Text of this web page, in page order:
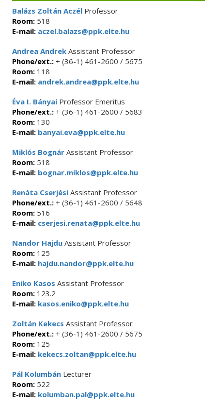
Balázs Zoltán Aczél Professor
Room: 518
E-mail: aczel.balazs@ppk.elte.hu
Andrea Andrek Assistant Professor
Phone/ext.: + (36-1) 461-2600 / 5675
Room: 118
E-mail: andrek.andrea@ppk.elte.hu
Éva I. Bányai Professor Emeritus
Phone/ext.: + (36-1) 461-2600 / 5683
Room: 130
E-mail: banyai.eva@ppk.elte.hu
Miklós Bognár Assistant Professor
Room: 518
E-mail: bognar.miklos@ppk.elte.hu
Renáta Cserjési Assistant Professor
Phone/ext.: + (36-1) 461-2600 / 5648
Room: 516
E-mail: cserjesi.renata@ppk.elte.hu
Nandor Hajdu Assistant Professor
Room: 125
E-mail: hajdu.nandor@ppk.elte.hu
Eniko Kasos Assistant Professor
Room: 123.2
E-mail: kasos.eniko@ppk.elte.hu
Zoltán Kekecs Assistant Professor
Phone/ext.: + (36-1) 461-2600 / 5675
Room: 125
E-mail: kekecs.zoltan@ppk.elte.hu
Pál Kolumbán Lecturer
Room: 522
E-mail: kolumban.pal@ppk.elte.hu